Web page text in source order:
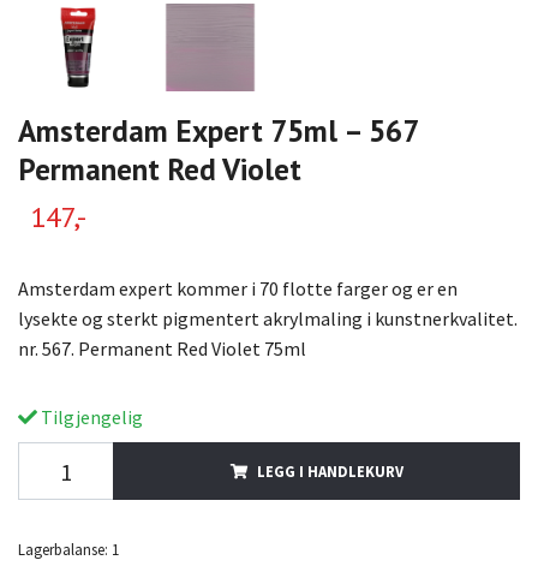
Amsterdam Expert 75ml – 567
Permanent Red Violet
147,-
Amsterdam expert kommer i 70 flotte farger og er en
lysekte og sterkt pigmentert akrylmaling i kunstnerkvalitet.
nr. 567. Permanent Red Violet 75ml
Tilgjengelig
LEGG I HANDLEKURV
Lagerbalanse: 1